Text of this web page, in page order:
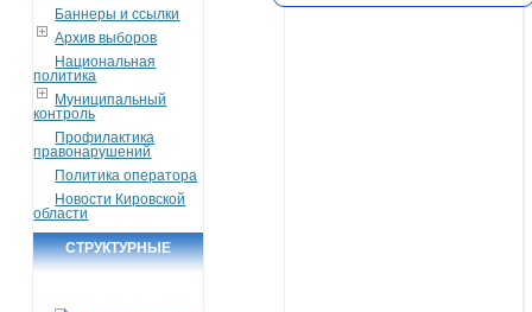
Баннеры и ссылки
Архив выборов
Национальная
политика
Муниципальный
контроль
Профилактика
правонарушений
Политика оператора
Новости Кировской
области
СТРУКТУРНЫЕ